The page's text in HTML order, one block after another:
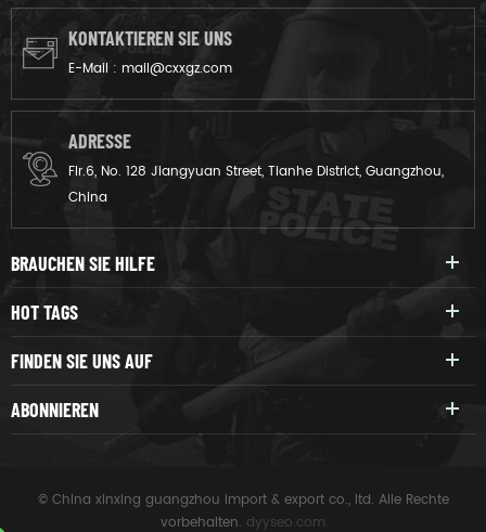
KONTAKTIEREN SIE UNS
E-Mail : mail@cxxgz.com
ADRESSE
Flr.6, No. 128 Jiangyuan Street, Tianhe District, Guangzhou,
China
BRAUCHEN SIE HILFE
HOT TAGS
FINDEN SIE UNS AUF
ABONNIEREN
© China xinxing guangzhou import & export co., ltd. Alle Rechte
vorbehalten. dyyseo.com